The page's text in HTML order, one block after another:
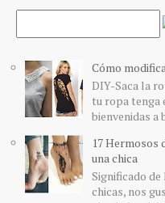
Cómo
DIY-Saca la
tu ropa tenga
bienvenidas a
17 Hermosos
una chica
Significado
chicas, nos